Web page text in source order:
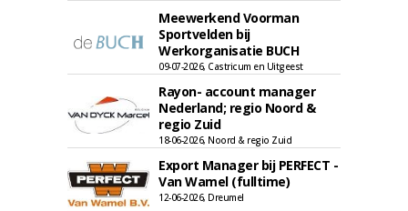
Meewerkend Voorman
Sportvelden bij
Werkorganisatie BUCH
09-07-2026, Castricum en Uitgeest
Rayon- account manager
Nederland; regio Noord &
regio Zuid
18-06-2026, Noord & regio Zuid
Export Manager bij PERFECT -
Van Wamel (fulltime)
12-06-2026, Dreumel